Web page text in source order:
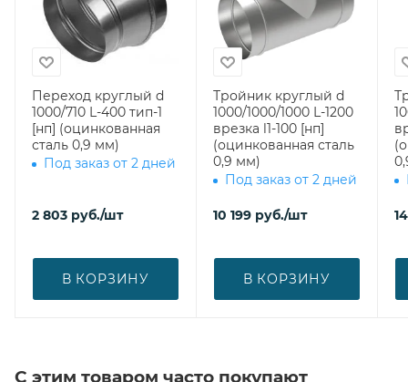
Переход круглый d
1000/710 L-400 тип-1
[нп] (оцинкованная
сталь 0,9 мм)
Под заказ от 2 дней
2 803 руб./шт
В КОРЗИНУ
Тройник круглый d
1000/1000/1000 L-1200
врезка l1-100 [нп]
(оцинкованная сталь
0,9 мм)
Под заказ от 2 дней
10 199 руб./шт
В КОРЗИНУ
С этим товаром часто покупают